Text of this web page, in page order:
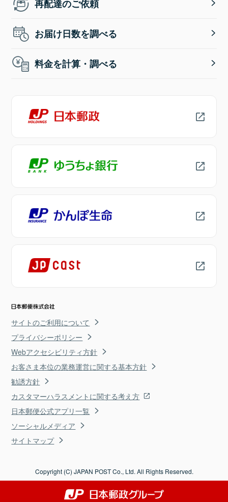
再配達のご依頼
お届け日数を調べる
料金を計算・調べる
サイトのご利用について
プライバシーポリシー
Webアクセシビリティ方針
お客さま本位の業務運営に関する基本方針
勧誘方針
カスタマーハラスメントに関する考え方
日本郵便公式アプリ一覧
ソーシャルメディア
サイトマップ
Copyright (C) JAPAN POST Co., Ltd. All Rights Reserved.